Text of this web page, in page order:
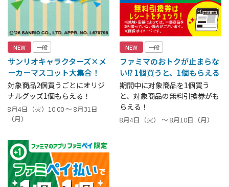
NEW 一般
サンリオキャラクターズ×メ
ーカーマスコット大集合！
対象商品2個買うごとにオリジ
ナルグッズ1個もらえる！
8月4日（火）10:00 ～ 8月31日
（月）
NEW 一般
ファミマのおトクが止まらな
い!? 1個買うと、1個もらえる
期間中に対象商品を1個買う
と、対象商品の無料引換券がも
らえる！
8月4日（火） ～ 8月10日（月）